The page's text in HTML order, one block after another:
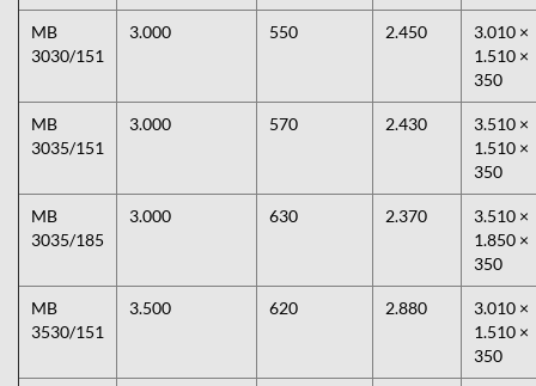
MB
3030/151
3.000 550 2.450
3.010 ×
1.510 ×
350
MB
3035/151
3.000 570 2.430
3.510 ×
1.510 ×
350
MB
3035/185
3.000 630 2.370
3.510 ×
1.850 ×
350
MB
3530/151
3.500 620 2.880
3.010 ×
1.510 ×
350